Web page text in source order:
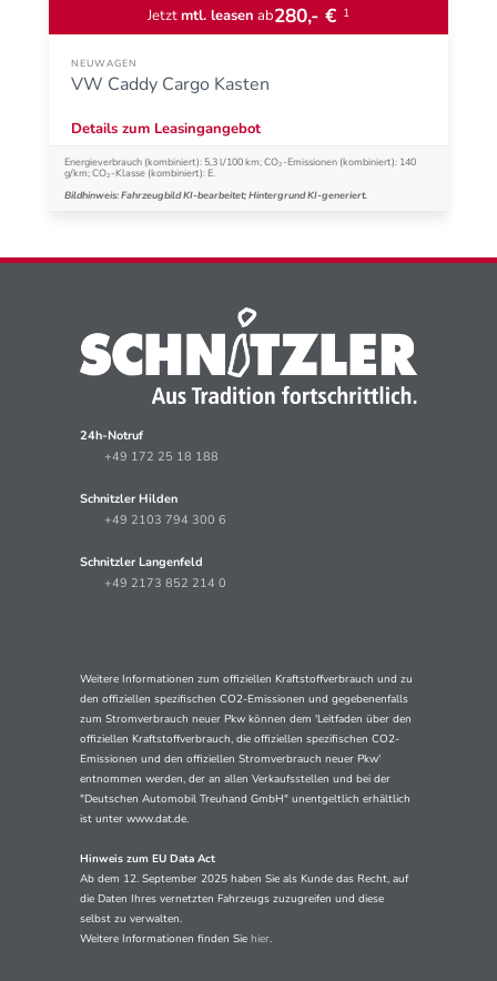
Jetztmtl. leasen ab280,- € 1
NEUWAGEN
VW Caddy Cargo Kasten
Details zum Leasingangebot
Energieverbrauch (kombiniert): 5,3 l/100 km; CO₂-Emissionen (kombiniert): 140
g/km; CO₂-Klasse (kombiniert): E.
Bildhinweis: Fahrzeugbild KI-bearbeitet; Hintergrund KI-generiert.
24h-Notruf
+49 172 25 18 188
Schnitzler Hilden
+49 2103 794 300 6
Schnitzler Langenfeld
+49 2173 852 214 0
Weitere Informationen zum offiziellen Kraftstoffverbrauch und zu
den offiziellen spezifischen CO2-Emissionen und gegebenenfalls
zum Stromverbrauch neuer Pkw können dem 'Leitfaden über den
offiziellen Kraftstoffverbrauch, die offiziellen spezifischen CO2-
Emissionen und den offiziellen Stromverbrauch neuer Pkw'
entnommen werden, der an allen Verkaufsstellen und bei der
"Deutschen Automobil Treuhand GmbH" unentgeltlich erhältlich
ist unter www.dat.de.
Hinweis zum EU Data Act
Ab dem 12. September 2025 haben Sie als Kunde das Recht, auf
die Daten Ihres vernetzten Fahrzeugs zuzugreifen und diese
selbst zu verwalten.
Weitere Informationen finden Sie hier.